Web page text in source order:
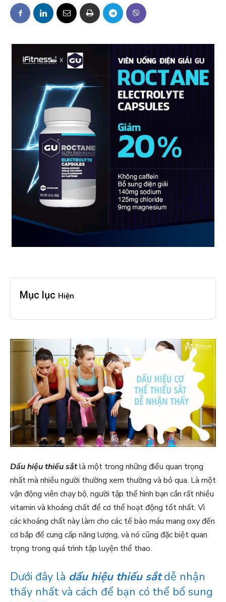
Mục lục Hiện
Dấu hiệu thiếu sắtlà một trong những điều quan trọng
nhất mà nhiều người thường xem thường và bỏ qua. Là một
vận động viên chạy bộ, người tập thể hình bạn cần rất nhiều
vitamin và khoáng chất để cơ thể hoạt động tốt nhất. Vì
các khoáng chất này làm cho các tế bào máu mang oxy đến
cơ bắp để cung cấp năng lượng, và nó cũng đặc biệt quan
trọng trong quá trình tập luyện thể thao.
Dưới đây là dấu hiệu thiếu sắtdễ nhận
thấy nhất và cách để bạn có thể bổ sung